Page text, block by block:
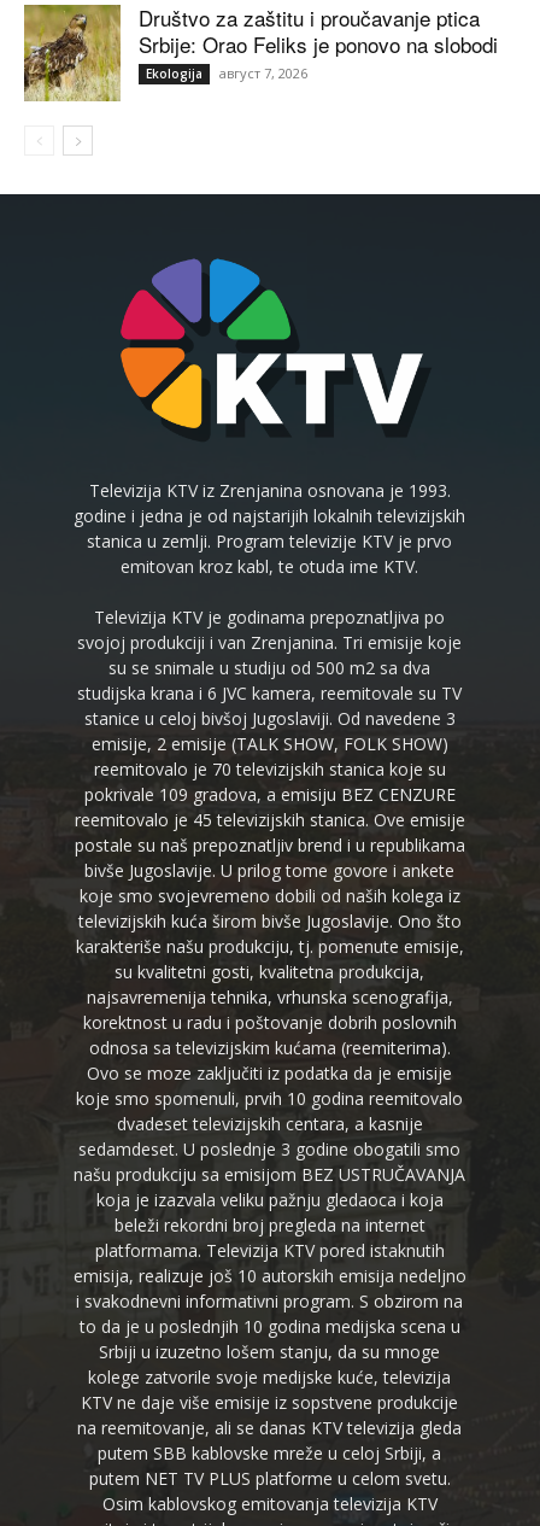
Društvo za zaštitu i proučavanje ptica
Srbije: Orao Feliks je ponovo na slobodi
Ekologija август 7, 2026
Televizija KTV iz Zrenjanina osnovana je 1993.
godine i jedna je od najstarijih lokalnih televizijskih
stanica u zemlji. Program televizije KTV je prvo
emitovan kroz kabl, te otuda ime KTV.
Televizija KTV je godinama prepoznatljiva po
svojoj produkciji i van Zrenjanina. Tri emisije koje
su se snimale u studiju od 500 m2 sa dva
studijska krana i 6 JVC kamera, reemitovale su TV
stanice u celoj bivšoj Jugoslaviji. Od navedene 3
emisije, 2 emisije (TALK SHOW, FOLK SHOW)
reemitovalo je 70 televizijskih stanica koje su
pokrivale 109 gradova, a emisiju BEZ CENZURE
reemitovalo je 45 televizijskih stanica. Ove emisije
postale su naš prepoznatljiv brend i u republikama
bivše Jugoslavije. U prilog tome govore i ankete
koje smo svojevremeno dobili od naših kolega iz
televizijskih kuća širom bivše Jugoslavije. Ono što
karakteriše našu produkciju, tj. pomenute emisije,
su kvalitetni gosti, kvalitetna produkcija,
najsavremenija tehnika, vrhunska scenografija,
korektnost u radu i poštovanje dobrih poslovnih
odnosa sa televizijskim kućama (reemiterima).
Ovo se moze zaključiti iz podatka da je emisije
koje smo spomenuli, prvih 10 godina reemitovalo
dvadeset televizijskih centara, a kasnije
sedamdeset. U poslednje 3 godine obogatili smo
našu produkciju sa emisijom BEZ USTRUČAVANJA
koja je izazvala veliku pažnju gledaoca i koja
beleži rekordni broj pregleda na internet
platformama. Televizija KTV pored istaknutih
emisija, realizuje još 10 autorskih emisija nedeljno
i svakodnevni informativni program. S obzirom na
to da je u poslednjih 10 godina medijska scena u
Srbiji u izuzetno lošem stanju, da su mnoge
kolege zatvorile svoje medijske kuće, televizija
KTV ne daje više emisije iz sopstvene produkcije
na reemitovanje, ali se danas KTV televizija gleda
putem SBB kablovske mreže u celoj Srbiji, a
putem NET TV PLUS platforme u celom svetu.
Osim kablovskog emitovanja televizija KTV